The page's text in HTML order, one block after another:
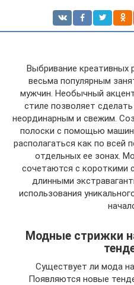
Выбривание креативных
весьма популярным
мужчин. Необычный
стиле позволяет
неординарным и свежим.
полоски с помощью
располагаться как по всей
отдельных ее зонах.
сочетаются с короткими
длинными
использования
Модные стрижки
Существует ли мода
Появляются новые